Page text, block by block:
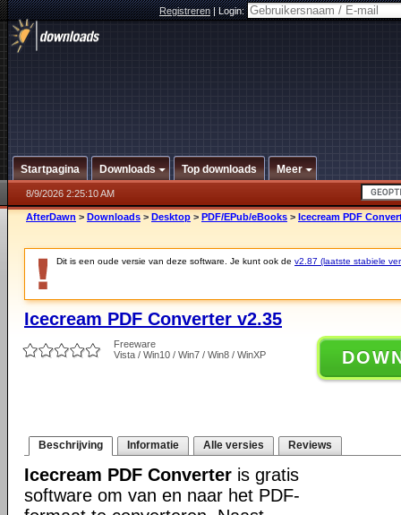
Registreren|Login:
Startpagina Downloads Top downloads Meer
8/9/2026 2:25:10 AM
AfterDawn > Downloads > Desktop > PDF/EPub/eBooks > Icecream PDF
Dit is een oude versie van deze software. Je kunt ook de v2.87 (laatste stabiele
Icecream PDF Converter v2.35
Freeware
Vista / Win10 / Win7 / Win8 / WinXP
Beschrijving Informatie Alle versies Reviews
Icecream PDF Converter is gratis
software om van en naar het PDF-